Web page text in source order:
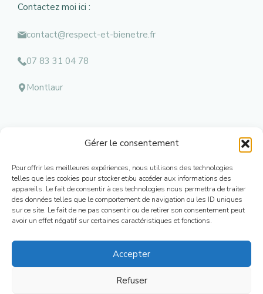
Gérer le consentement
Pour offrir les meilleures expériences, nous utilisons des technologies
telles que les cookies pour stocker et/ou accéder aux informations des
appareils. Le fait de consentir à ces technologies nous permettra de traiter
des données telles que le comportement de navigation ou les ID uniques
sur ce site. Le fait de ne pas consentir ou de retirer son consentement peut
avoir un effet négatif sur certaines caractéristiques et fonctions.
Accepter
Refuser
Contactez moi ici :
contact@respect-et-bienetre.fr
07 83 31 04 78
Montlaur
Mentions légales
Contacts
Conditions Générales de Ventes
Mon Compte